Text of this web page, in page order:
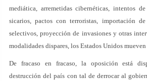
mediática, arremetidas cibernéticas, intentos
sicarios, pactos con terroristas, importación de
selectivos, proyección de invasiones y otras
modalidades dispares, los Estados Unidos
De fracaso en fracaso, la oposición está
destrucción del país con tal de derrocar al